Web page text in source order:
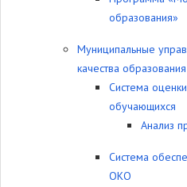
образования»
Муниципальные
качества образования
Система
обучающихся
Анализ
Система
ОКО